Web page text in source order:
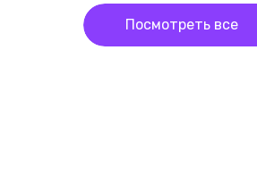
Посмотреть все